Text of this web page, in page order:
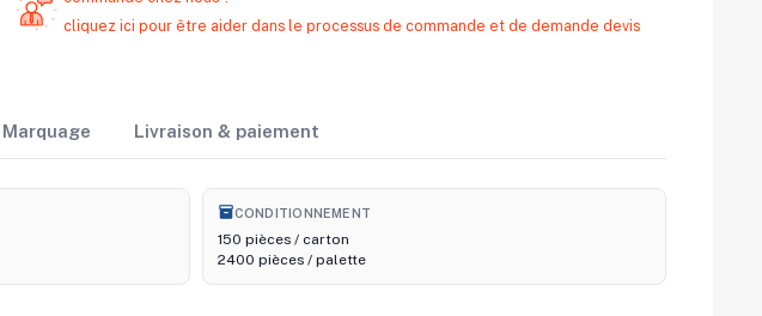
cliquez ici pour être aider dans le processus de commande et de demande devis
Marquage Livraison & paiement
inventory_2
CONDITIONNEMENT
150 pièces / carton
2400 pièces / palette